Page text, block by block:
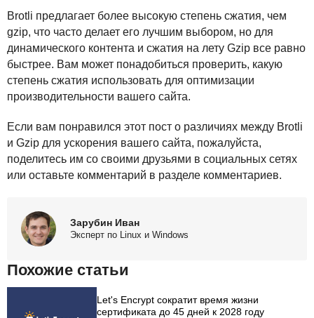
Brotli предлагает более высокую степень сжатия, чем
gzip, что часто делает его лучшим выбором, но для
динамического контента и сжатия на лету Gzip все равно
быстрее. Вам может понадобиться проверить, какую
степень сжатия использовать для оптимизации
производительности вашего сайта.
Если вам понравился этот пост о различиях между Brotli
и Gzip для ускорения вашего сайта, пожалуйста,
поделитесь им со своими друзьями в социальных сетях
или оставьте комментарий в разделе комментариев.
Зарубин Иван
Эксперт по Linux и Windows
Похожие статьи
Let's Encrypt сократит время жизни
сертификата до 45 дней к 2028 году